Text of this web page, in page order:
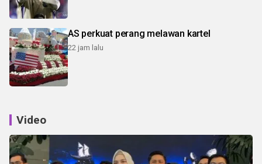
AS perkuat perang melawan kartel
22 jam lalu
Video